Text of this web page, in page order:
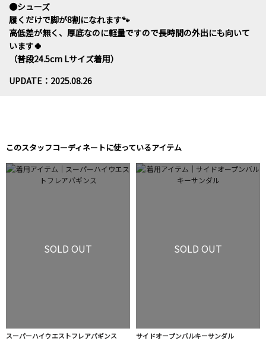
●シューズ
履くだけで脚が8割になれます🐾
高低差が無く、厚底なのに軽量ですので長時間の外出にも向いて
います🍀
（普段24.5cm Lサイズ着用）
UPDATE：2025.08.26
このスタッフコーディネートに使っているアイテム
SOLD OUT
スーパーハイウエストフレアパギンス
SOLD OUT
サイドオープンバルキーサンダル